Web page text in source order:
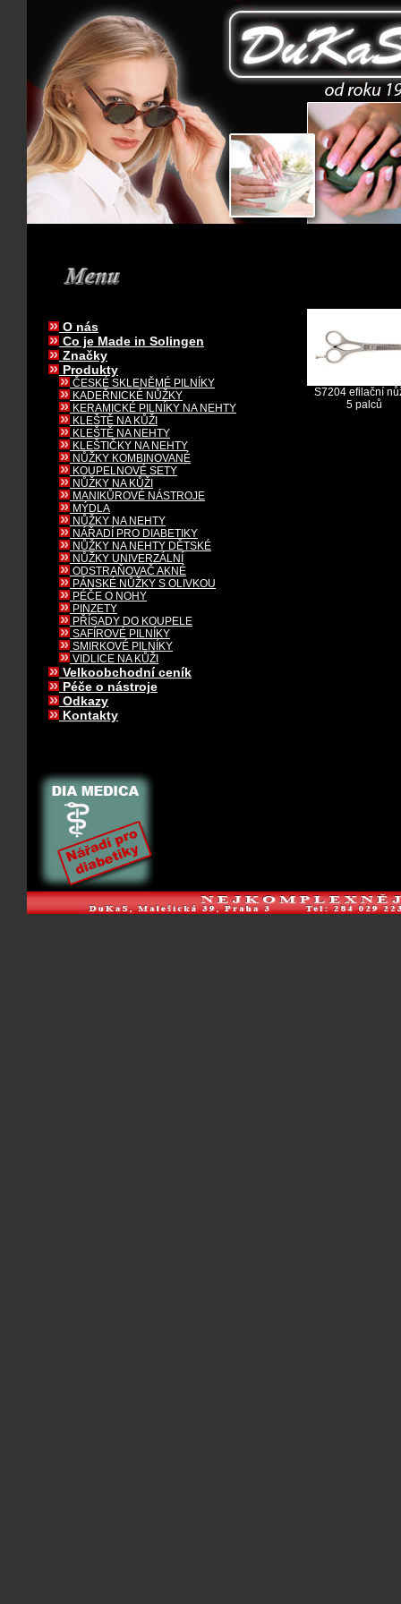
O nás
Co je Made in Solingen
Značky
Produkty
ČESKÉ SKLENĚMÉ PILNÍKY
KADEŘNICKÉ NŮŽKY
KERAMICKÉ PILNÍKY NA NEHTY
KLEŠTĚ NA KŮŽI
KLEŠTĚ NA NEHTY
KLEŠTIČKY NA NEHTY
NŮŽKY KOMBINOVANÉ
KOUPELNOVÉ SETY
NŮŽKY NA KŮŽI
MANIKŮROVÉ NÁSTROJE
MÝDLA
NŮŽKY NA NEHTY
NÁŘADÍ PRO DIABETIKY
NŮŽKY NA NEHTY DĚTSKÉ
NŮŽKY UNIVERZÁLNÍ
ODSTRAŇOVAČ AKNÉ
PÁNSKÉ NŮŽKY S OLIVKOU
PÉČE O NOHY
PINZETY
PŘÍSADY DO KOUPELE
SAFÍROVÉ PILNÍKY
SMIRKOVÉ PILNÍKY
VIDLICE NA KŮŽI
Velkoobchodní ceník
Péče o nástroje
Odkazy
Kontakty
S7204 efilační
5 palců